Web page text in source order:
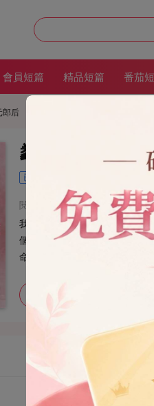
會員短篇 精品短篇 番茄
郎后
已完結
閱讀：9852
收藏：4
我偏愛俊俏書生。狀元郎在取
個書生，正春宵一刻之時，狀
命？」 * 【古代】【重生】【HE
加入書架